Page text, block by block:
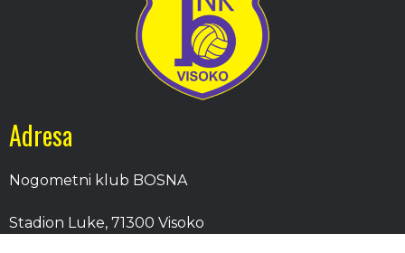
Adresa
Nogometni klub BOSNA
Stadion Luke, 71300 Visoko